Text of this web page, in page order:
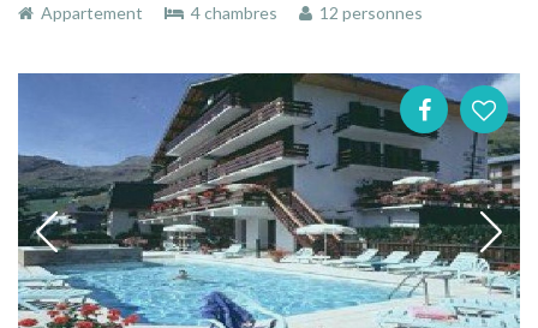
Appartement
4 chambres 12 personnes